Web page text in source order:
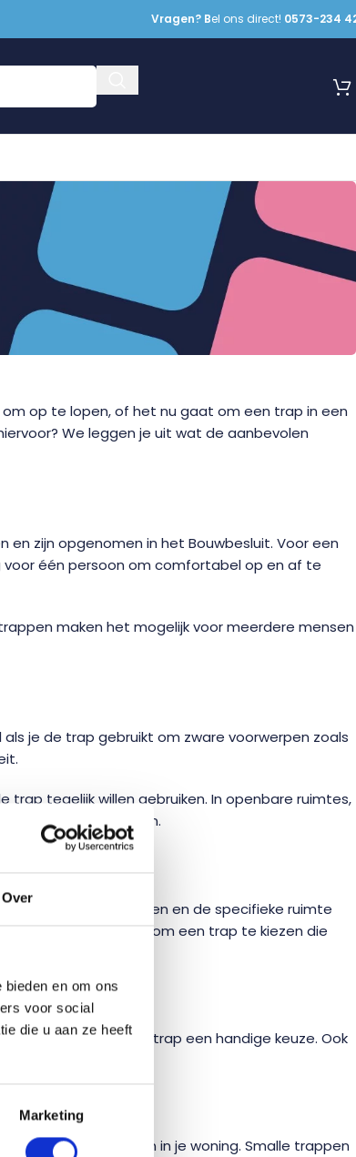
Over
en om ons
voor social
die u aan ze heeft
Marketing
Vragen? Bel ons direct! 0573-234
op te lopen, of het nu gaat om een trap in een
We leggen je uit wat de aanbevolen
en zijn opgenomen in het Bouwbesluit. Voor een
voor één persoon om comfortabel op en af te
maken het mogelijk voor meerdere mensen
je de trap gebruikt om zware voorwerpen zoals
tegelijk willen gebruiken. In openbare ruimtes,
te voorkomen.
voorkeuren en de specifieke ruimte
is het verstandig om een trap te kiezen die
is een bredere trap een handige keuze. Ook
eyecatcher vormen in je woning. Smalle trappen